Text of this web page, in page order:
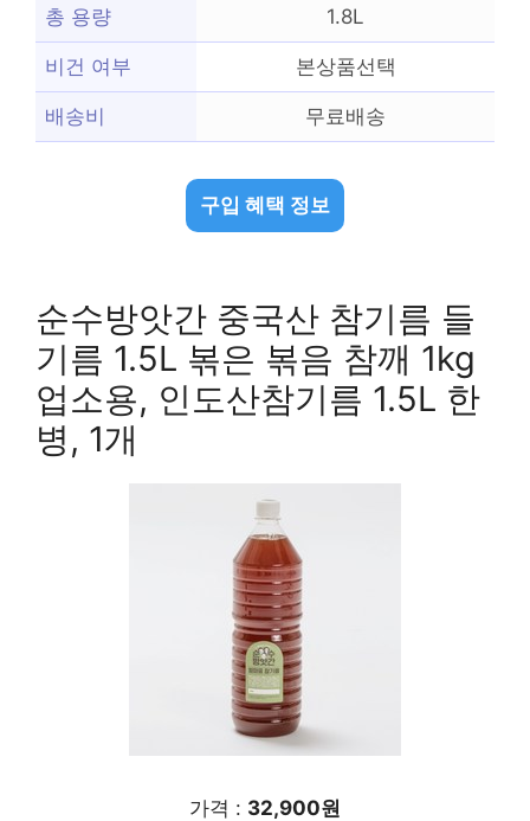
총 용량 1.8L
비건 여부 본상품선택
배송비 무료배송
구입 혜택 정보
순수방앗간 중국산 참기름 들
기름 1.5L 볶은 볶음 참깨 1kg
업소용, 인도산참기름 1.5L 한
병, 1개
가격 : 32,900원